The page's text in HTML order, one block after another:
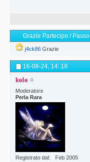
Grazie Partecipo / Passo
j4ck86 Grazie
16-08-24, 14: 18
kele
Moderatore
Perla Rara
Registrato dal
Feb 2005